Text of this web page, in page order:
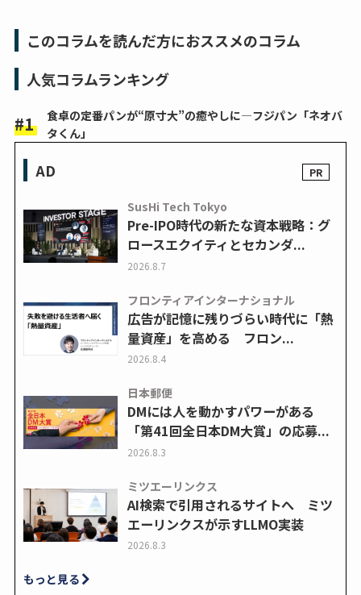
このコラムを読んだ方におススメのコラム
人気コラムランキング
食卓の定番パンが“原寸大”の癒やしに―フジパン「ネオバ
タくん」
AD
SusHi Tech Tokyo
Pre-IPO時代の新たな資本戦略：グ
ロースエクイティとセカンダ...
2026.8.7
フロンティアインターナショナル
広告が記憶に残りづらい時代に「熱
量資産」を高める フロン...
2026.8.4
日本郵便
DMには人を動かすパワーがある
「第41回全日本DM大賞」の応募...
2026.8.3
ミツエーリンクス
AI検索で引用されるサイトへ ミツ
エーリンクスが示すLLMO実装
2026.8.3
もっと見る